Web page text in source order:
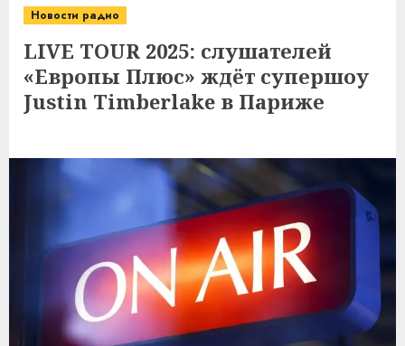
Новости радио
LIVE TOUR 2025: слушателей
«Европы Плюс» ждёт супершоу
Justin Timberlake в Париже